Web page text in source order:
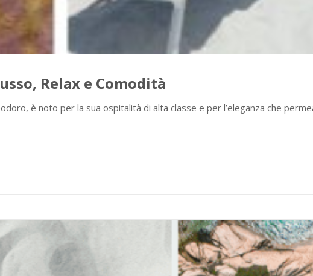
Relax e Comodità
è noto per la sua ospitalità di alta classe e per l’eleganza che